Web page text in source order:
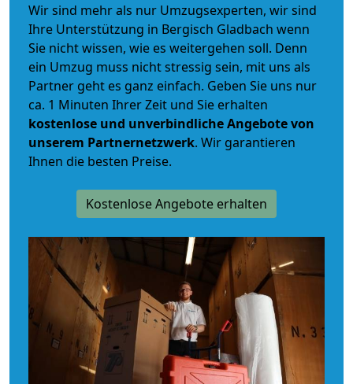
Wir sind mehr als nur Umzugsexperten, wir sind
Ihre Unterstützung in Bergisch Gladbach wenn
Sie nicht wissen, wie es weitergehen soll. Denn
ein Umzug muss nicht stressig sein, mit uns als
Partner geht es ganz einfach. Geben Sie uns nur
ca. 1 Minuten Ihrer Zeit und Sie erhalten
kostenlose und unverbindlicheAngebote von
unserem Partnernetzwerk. Wir garantieren
Ihnen die besten Preise.
Kostenlose Angebote erhalten